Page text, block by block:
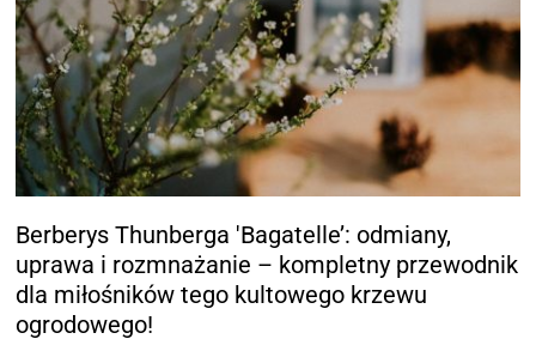
Berberys Thunberga 'Bagatelle’: odmiany,
uprawa i rozmnażanie – kompletny przewodnik
dla miłośników tego kultowego krzewu
ogrodowego!